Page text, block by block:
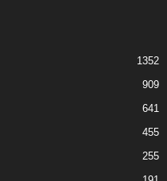
1352
909
641
455
255